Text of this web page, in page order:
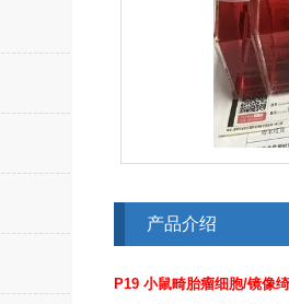
产品介绍
P19 小鼠畸胎瘤细胞/镜像